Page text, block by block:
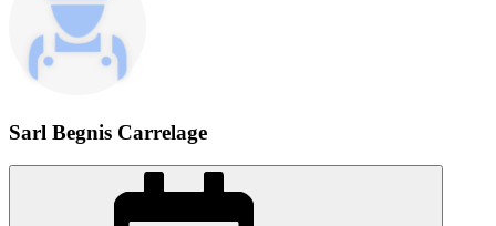
Sarl Begnis Carrelage